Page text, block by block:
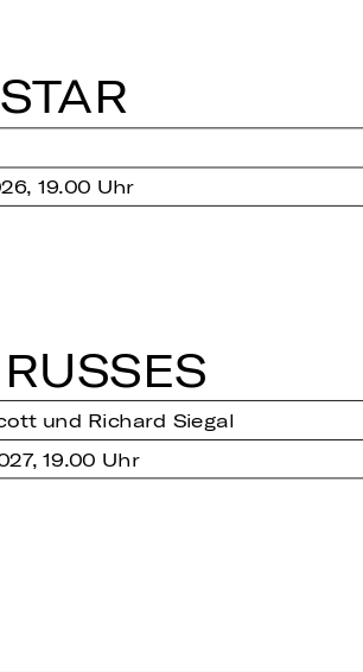
19.00 Uhr
und Richard Siegal
19.00 Uhr